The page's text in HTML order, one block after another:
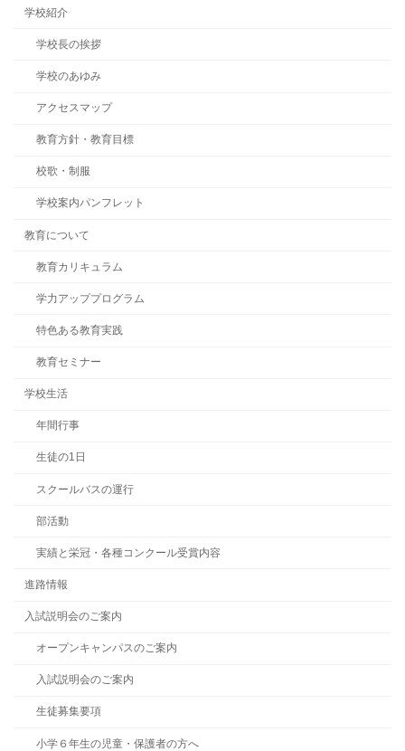
学校紹介
学校長の挨拶
学校のあゆみ
アクセスマップ
教育方針・教育目標
校歌・制服
学校案内パンフレット
教育について
教育カリキュラム
学力アッププログラム
特色ある教育実践
教育セミナー
学校生活
年間行事
生徒の1日
スクールバスの運行
部活動
実績と栄冠・各種コンクール受賞内容
進路情報
入試説明会のご案内
オープンキャンパスのご案内
入試説明会のご案内
生徒募集要項
小学６年生の児童・保護者の方へ